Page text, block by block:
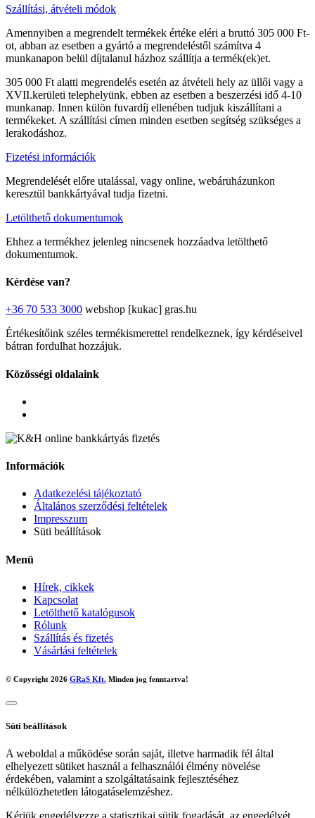
Szállítási, átvételi módok
Amennyiben a megrendelt termékek értéke eléri a bruttó 305 000 Ft-
ot, abban az esetben a gyártó a megrendeléstől számítva 4
munkanapon belül díjtalanul házhoz szállítja a termék(ek)et.
305 000 Ft alatti megrendelés esetén az átvételi hely az üllői vagy a
XVII.kerületi telephelyünk, ebben az esetben a beszerzési idő 4-10
munkanap. Innen külön fuvardíj ellenében tudjuk kiszállítani a
termékeket. A szállítási címen minden esetben segítség szükséges a
lerakodáshoz.
Fizetési információk
Megrendelését előre utalással, vagy online, webáruházunkon
keresztül bankkártyával tudja fizetni.
Letölthető dokumentumok
Ehhez a termékhez jelenleg nincsenek hozzáadva letölthető
dokumentumok.
Kérdése van?
+36 70 533 3000 webshop [kukac] gras.hu
Értékesítőink széles termékismerettel rendelkeznek, így kérdéseivel
bátran fordulhat hozzájuk.
Közösségi oldalaink
Információk
Adatkezelési tájékoztató
Általános szerződési feltételek
Impresszum
Süti beállítások
Menü
Hírek, cikkek
Kapcsolat
Letölthető katalógusok
Rólunk
Szállítás és fizetés
Vásárlási feltételek
© Copyright 2026 GRaS Kft. Minden jog fenntartva!
Süti beállítások
A weboldal a működése során saját, illetve harmadik fél által
elhelyezett sütiket használ a felhasználói élmény növelése
érdekében, valamint a szolgáltatásaink fejlesztéséhez
nélkülözhetetlen látogatáselemzéshez.